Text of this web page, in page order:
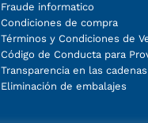
Fraude informatico
Condiciones de compra
Términos y Condiciones de
Código de Conducta para
Transparencia en las
Eliminación de embalajes